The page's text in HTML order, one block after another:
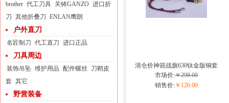
brother 代工刀具 关铸GANZO 进口折
刀 其他折叠刀 ENLAN鹰朗
户外直刀
名匠制刀 代工直刀 进口正品
刀具周边
装饰吊坠 维护用品 配件螺丝
刀鞘皮
套 其它
野营装备
清仓价神箭战旗630钛金版铜套
弓眼反曲球卡六股弹弓
市场价:￥298.00
销售价: ￥120.00